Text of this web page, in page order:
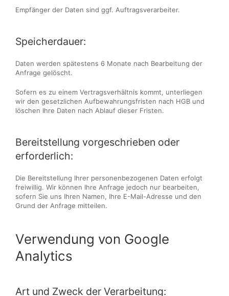
Empfänger der Daten sind ggf. Auftragsverarbeiter.
Speicherdauer:
Daten werden spätestens 6 Monate nach Bearbeitung der
Anfrage gelöscht.
Sofern es zu einem Vertragsverhältnis kommt, unterliegen
wir den gesetzlichen Aufbewahrungsfristen nach HGB und
löschen Ihre Daten nach Ablauf dieser Fristen.
Bereitstellung vorgeschrieben oder
erforderlich:
Die Bereitstellung Ihrer personenbezogenen Daten erfolgt
freiwillig. Wir können Ihre Anfrage jedoch nur bearbeiten,
sofern Sie uns Ihren Namen, Ihre E-Mail-Adresse und den
Grund der Anfrage mitteilen.
Verwendung von Google
Analytics
Art und Zweck der Verarbeitung: